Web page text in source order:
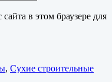
в этом браузере для
, Сухие строительные